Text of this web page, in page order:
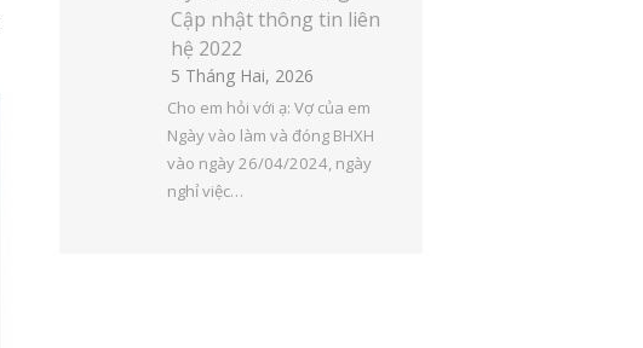
Cập nhật thông tin liên
hệ 2022
5 Tháng Hai, 2026
Cho em hỏi với ạ: Vợ của em
Ngày vào làm và đóng BHXH
vào ngày 26/04/2024, ngày
nghỉ việc…